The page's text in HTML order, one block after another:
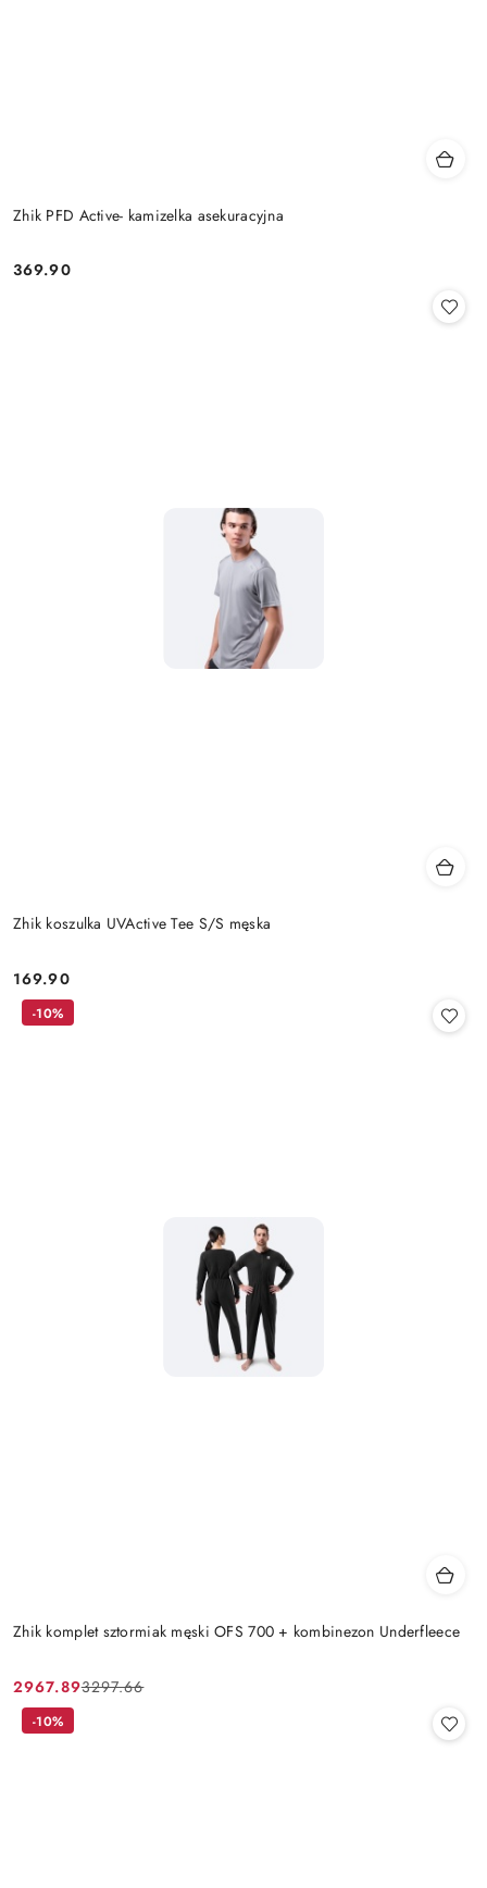
Zhik PFD Active- kamizelka asekuracyjna
Cena:
369.90
Zhik koszulka UVActive Tee S/S męska
Cena:
169.90
Zhik komplet sztormiak męski OFS 700 + kombinezon Underfleece
Cena
promocyjna:
2967.89
Cena
przed
3297.66
-10%
-10%